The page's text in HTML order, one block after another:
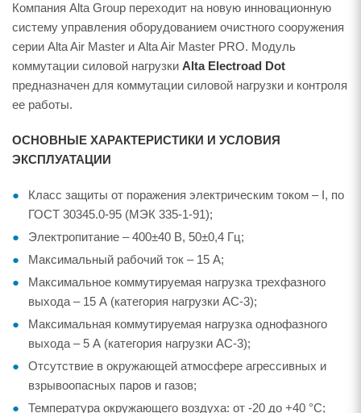
Компания Alta Group переходит на новую инновационную
систему управления оборудованием очистного сооружения
серии Alta Air Master и Alta Air Master PRO. Модуль
коммутации силовой нагрузки Alta Electroad Dot
предназначен для коммутации силовой нагрузки и контроля
ее работы.
ОСНОВНЫЕ ХАРАКТЕРИСТИКИ И УСЛОВИЯ
ЭКСПЛУАТАЦИИ
Класс защиты от поражения электрическим током – I, по
ГОСТ 30345.0-95 (МЭК 335-1-91);
Электропитание – 400±40 В, 50±0,4 Гц;
Максимальный рабочий ток – 15 А;
Максимальное коммутируемая нагрузка трехфазного
выхода – 15 А (категория нагрузки AC-3);
Максимальная коммутируемая нагрузка однофазного
выхода – 5 А (категория нагрузки AC-3);
Отсутствие в окружающей атмосфере агрессивных и
взрывоопасных паров и газов;
Температура окружающего воздуха: от -20 до +40 °С;